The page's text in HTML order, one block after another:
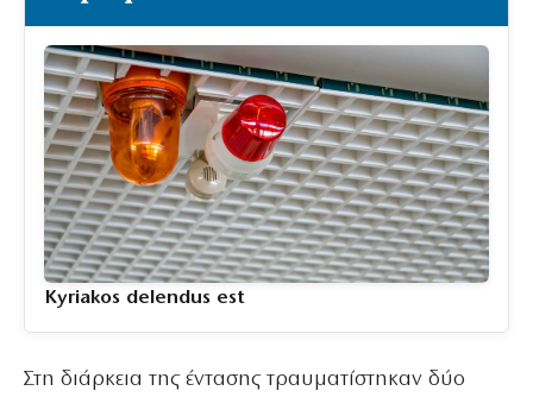
Kyriakos delendus est
Στη διάρκεια της έντασης τραυματίστηκαν δύο